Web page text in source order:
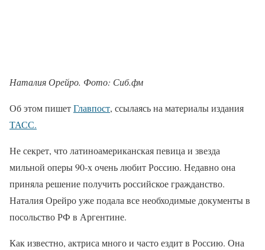
Наталия Орейро. Фото: Сиб.фм
Об этом пишетГлавпост, ссылаясь на материалы издания
ТАСС.
Не секрет, что латиноамериканская певица и звезда
мильной оперы 90-х очень любит Россию. Недавно она
приняла решение получить российское гражданство.
Наталия Орейро уже подала все необходимые документы в
посольство РФ в Аргентине.
Как известно, актриса много и часто ездит в Россию. Она